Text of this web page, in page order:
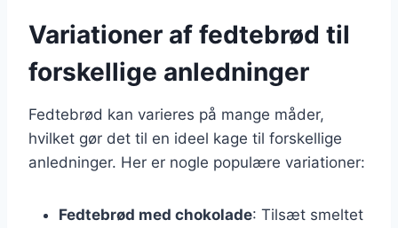
Variationer af fedtebrød til
forskellige anledninger
Fedtebrød kan varieres på mange måder,
hvilket gør det til en ideel kage til forskellige
anledninger. Her er nogle populære variationer:
Fedtebrød med chokolade: Tilsæt smeltet